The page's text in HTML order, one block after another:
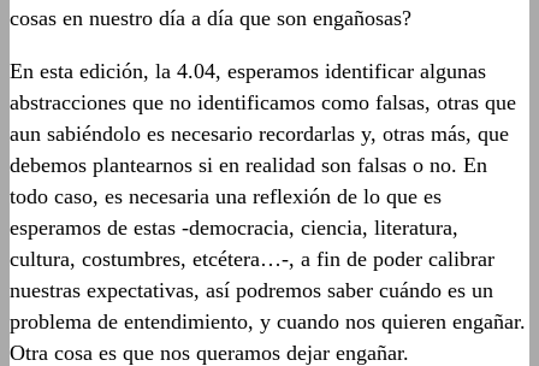
cosas en nuestro día a día que son engañosas?
En esta edición, la 4.04, esperamos identificar algunas
abstracciones que no identificamos como falsas, otras que
aun sabiéndolo es necesario recordarlas y, otras más, que
debemos plantearnos si en realidad son falsas o no. En
todo caso, es necesaria una reflexión de lo que es
esperamos de estas -democracia, ciencia, literatura,
cultura, costumbres, etcétera…-, a fin de poder calibrar
nuestras expectativas, así podremos saber cuándo es un
problema de entendimiento, y cuando nos quieren engañar.
Otra cosa es que nos queramos dejar engañar.